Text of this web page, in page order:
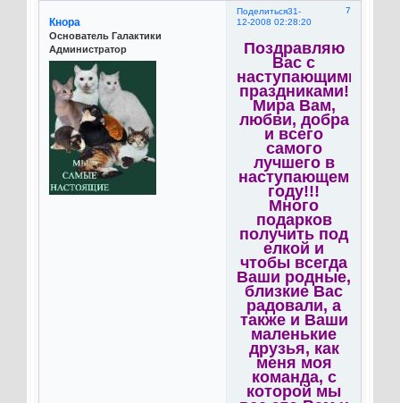
Поделиться 7
31-
12-2008 02:28:20
Кнора
Основатель Галактики
Администратор
Поздравляю
Вас с
наступающими
праздниками!
Мира Вам,
любви, добра
и всего
самого
лучшего в
наступающем
году!!!
Много
подарков
получить под
елкой и
чтобы всегда
Ваши родные,
близкие Вас
радовали, а
также и Ваши
маленькие
друзья, как
меня моя
команда, с
которой мы